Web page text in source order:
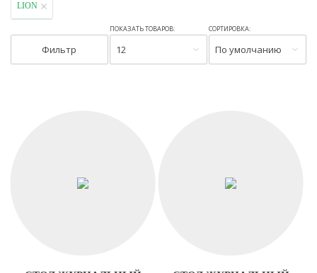
LION
Фильтр
ПОКАЗАТЬ ТОВАРОВ:
12
СОРТИРОВКА:
По умолчанию